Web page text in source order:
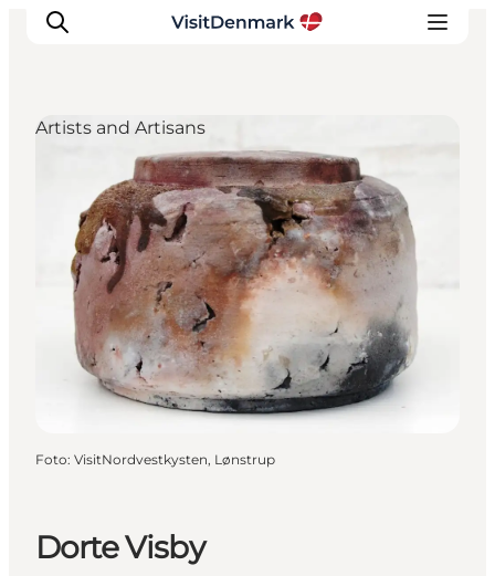
Inspiratie
Bestemmingen
Wat te doen
Accommodaties
Plan je reis
Dorte Visby
Artists and Artisans
Foto: VisitNordvestkysten, Lønstrup